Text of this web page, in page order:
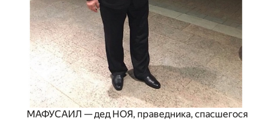
МАФУСАИЛ — дед НОЯ, праведника, спасшегося